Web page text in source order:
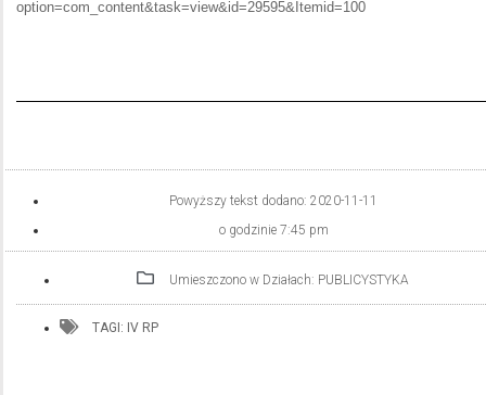
option=com_content&task=view&id=29595&Itemid=100
Powyższy tekst dodano: 2020-11-11
o godzinie 7:45 pm
Umieszczono w Działach: PUBLICYSTYKA
TAGI: IV RP